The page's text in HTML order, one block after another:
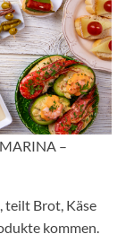
–
teilt Brot, Käse
kommen.